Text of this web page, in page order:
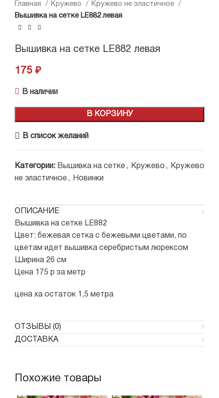
Главная Кружево
Кружево не эластичное
Вышивка на сетке LE882 левая
Вышивка на сетке LE882 левая
175 ₽
В наличии
В КОРЗИНУ
В список желаний
Категории: Вышивка на сетке , Кружево ,
Кружево
не эластичное , Новинки
ОПИСАНИЕ
Вышивка на сетке LE882
Цвет: бежевая сетка с бежевыми цветами, по
цветам идет вышивка серебристым люрексом
Ширина 26 см
Цена 175 р за метр
цена ха остаток 1,5 метра
ОТЗЫВЫ (0)
ДОСТАВКА
Похожие товары